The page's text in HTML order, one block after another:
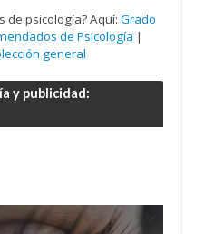
de psicología? Aquí: Grado
de Psicología |
general
y publicidad: